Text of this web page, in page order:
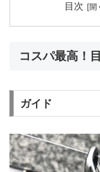
目次
コスパ最高！
ガイド